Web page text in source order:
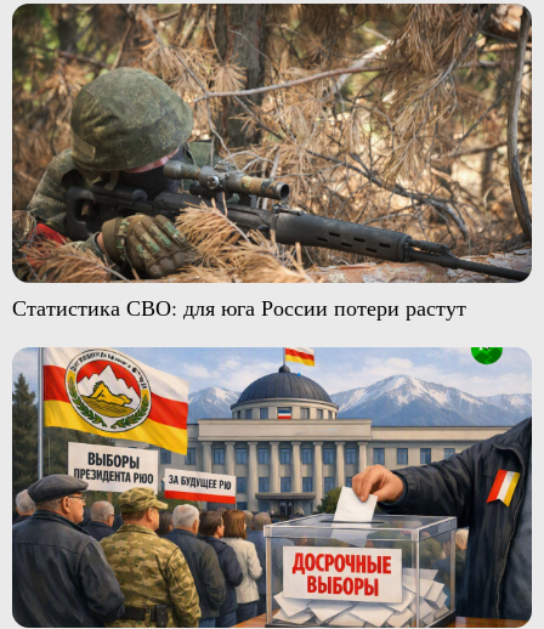
Статистика СВО: для юга России потери растут